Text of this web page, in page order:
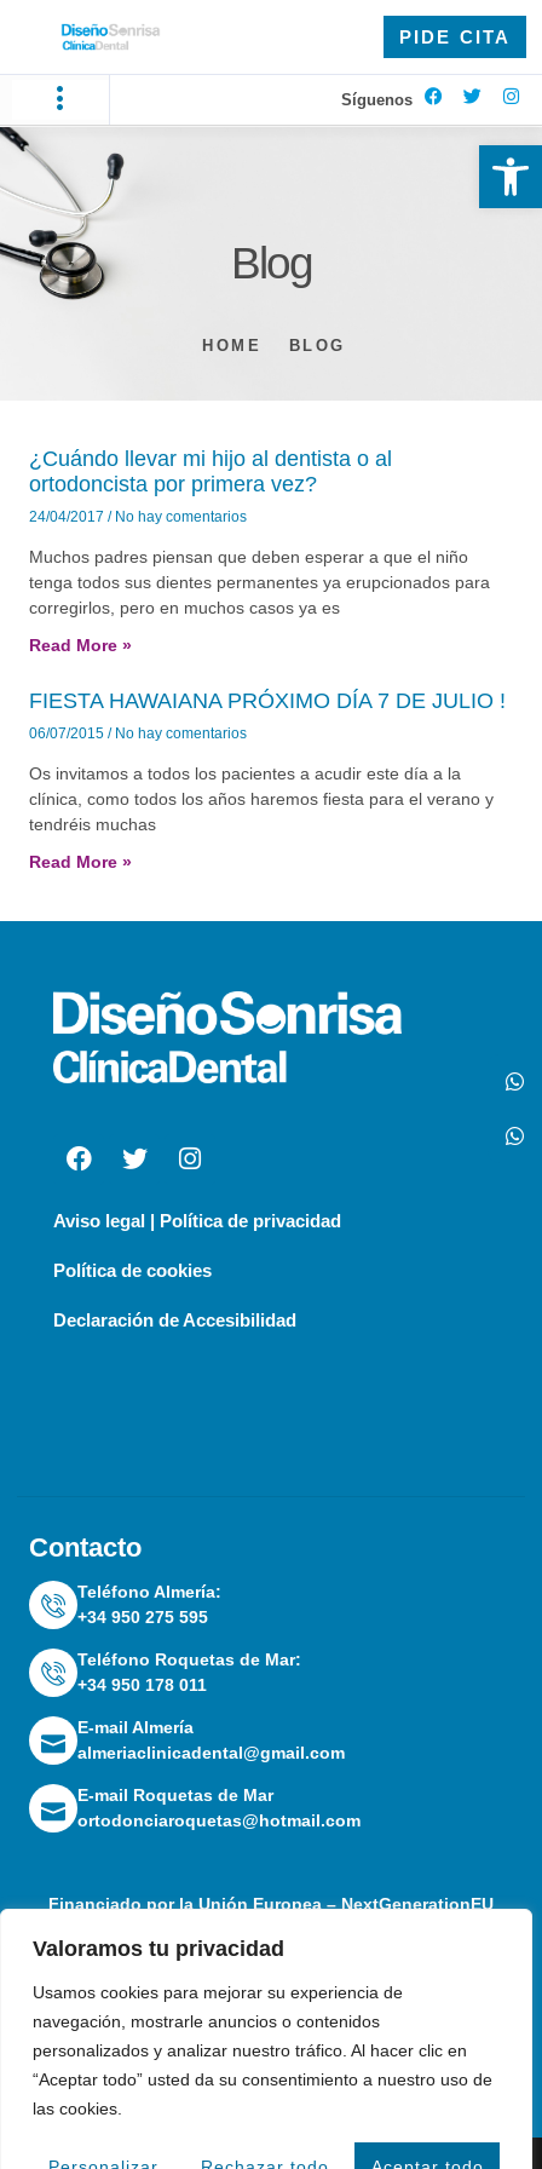
Valoramos tu privacidad
Usamos cookies para mejorar su experiencia de
navegación, mostrarle anuncios o contenidos
personalizados y analizar nuestro tráfico. Al hacer clic en
“Aceptar todo” usted da su consentimiento a nuestro uso de
las cookies.
PIDE CITA
Síguenos
Blog
HOME BLOG
¿Cuándo llevar mi hijo al dentista o al
ortodoncista por primera vez?
24/04/2017 No hay comentarios
Muchos padres piensan que deben esperar a que el niño
tenga todos sus dientes permanentes ya erupcionados para
corregirlos, pero en muchos casos ya es
Read More »
FIESTA HAWAIANA PRÓXIMO DÍA 7 DE JULIO !
06/07/2015 No hay comentarios
Os invitamos a todos los pacientes a acudir este día a la
clínica, como todos los años haremos fiesta para el verano y
tendréis muchas
Read More »
Contacto
Teléfono Almería:
+34 950 275 595
Teléfono Roquetas de Mar:
+34 950 178 011
E-mail Almería
almeriaclinicadental@gmail.com
E-mail Roquetas de Mar
ortodonciaroquetas@hotmail.com
Aviso legal | Política de privacidad
Política de cookies
Declaración de Accesibilidad
Financiado por la Unión Europea – NextGenerationEU